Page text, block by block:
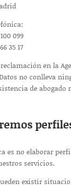
099
35 17
en la
no conlleva
de abogado
es no elaborar
servicios.
existir